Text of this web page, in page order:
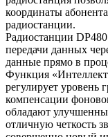
координаты
радиостанции.
Радиостанции
передачи данных
данные прямо в
Функция
регулирует уровень
компенсации
обладают
отличную четкость